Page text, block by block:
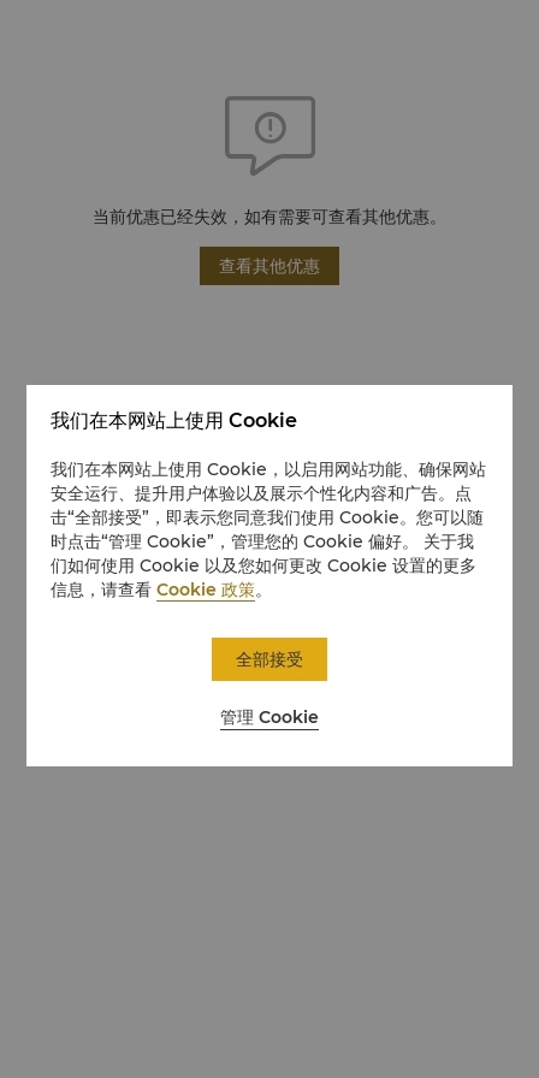
当前优惠已经失效，如有需要可查看其他优惠。
查看其他优惠
我们在本网站上使用 Cookie
我们在本网站上使用 Cookie，以启用网站功能、确保网站
安全运行、提升用户体验以及展示个性化内容和广告。点
击“全部接受”，即表示您同意我们使用 Cookie。您可以随
时点击“管理 Cookie”，管理您的 Cookie 偏好。 关于我
们如何使用 Cookie 以及您如何更改 Cookie 设置的更多
信息，请查看Cookie 政策。
管理 Cookie
全部接受